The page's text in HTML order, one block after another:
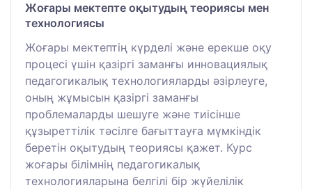
Жоғары мектепте оқытудың теориясы мен
технологиясы
Жоғары мектептің күрделі және ерекше оқу
процесі үшін қазіргі заманғы инновациялық
педагогикалық технологияларды әзірлеуге,
оның жұмысын қазіргі заманғы
проблемаларды шешуге және тиісінше
құзыреттілік тәсілге бағыттауға мүмкіндік
беретін оқытудың теориясы қажет. Курс
жоғары білімнің педагогикалық
технологияларына белгілі бір жүйелілік